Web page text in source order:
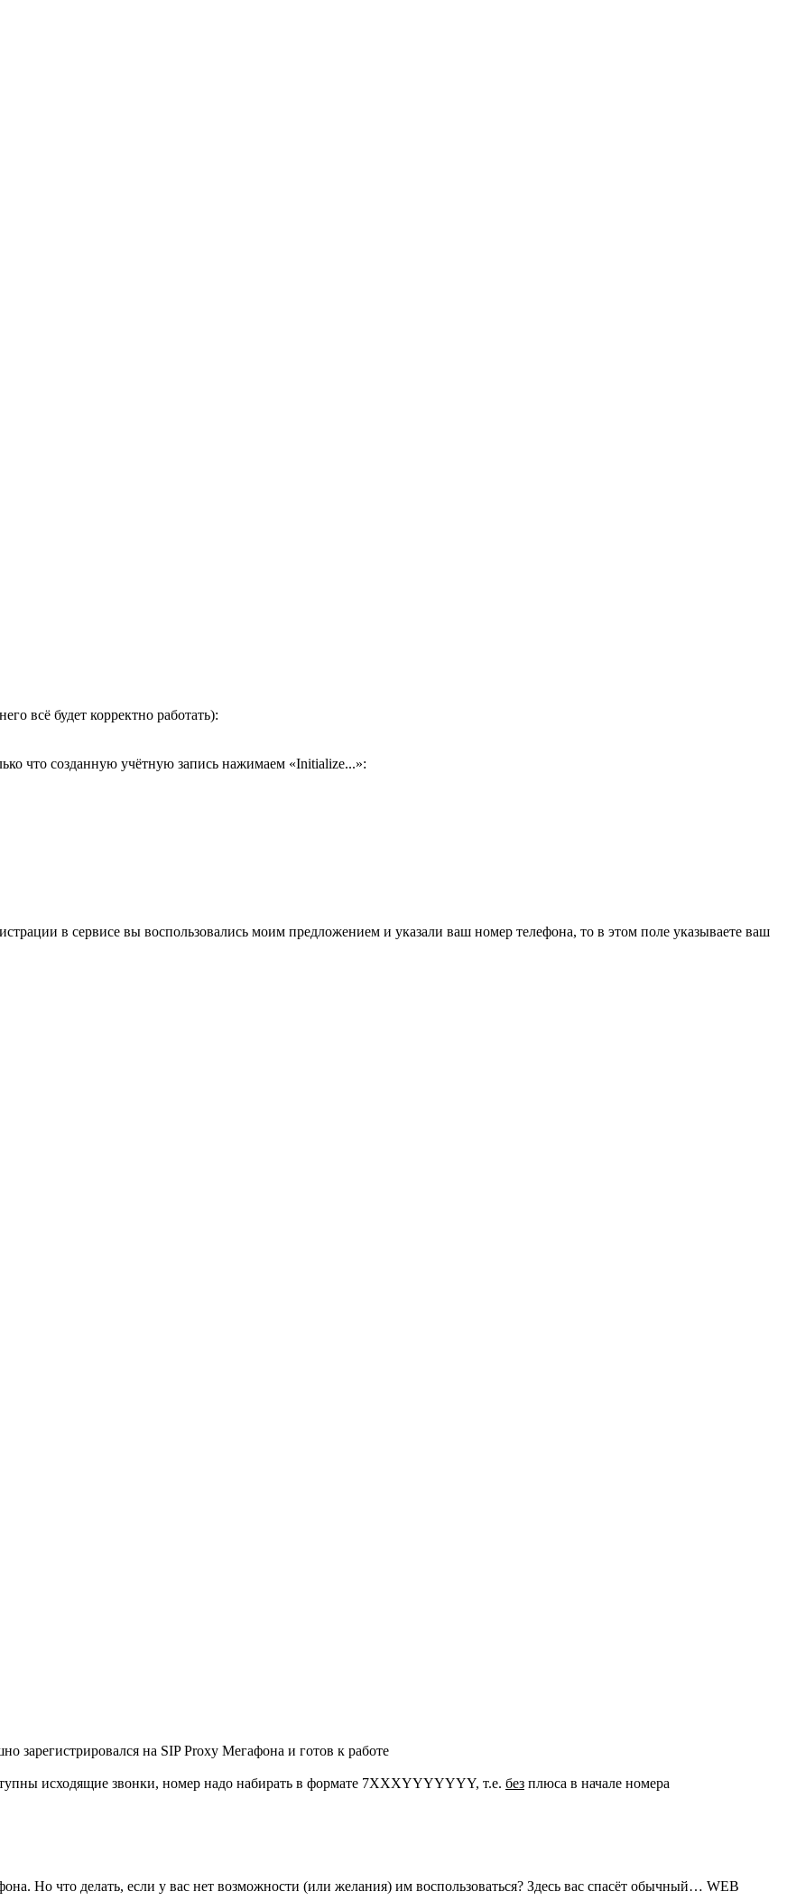
всё будет корректно работать):
что созданную учётную запись нажимаем «Initialize...»:
в сервисе вы воспользовались моим предложением и указали ваш номер телефона, то в этом поле указываете ваш
зарегистрировался на SIP Proxy Мегафона и готов к работе
исходящие звонки, номер надо набирать в формате 7XXXYYYYYYY, т.е. без плюса в начале номера
Но что делать, если у вас нет возможности (или желания) им воспользоваться? Здесь вас спасёт обычный… WEB